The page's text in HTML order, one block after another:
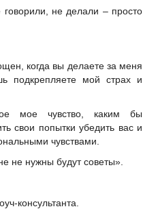
не делали – просто
когда вы делаете за меня
подкрепляете мой страх и
мое чувство, каким бы
свои попытки убедить вас и
чувствами.
не нужны будут советы».
консультанта.